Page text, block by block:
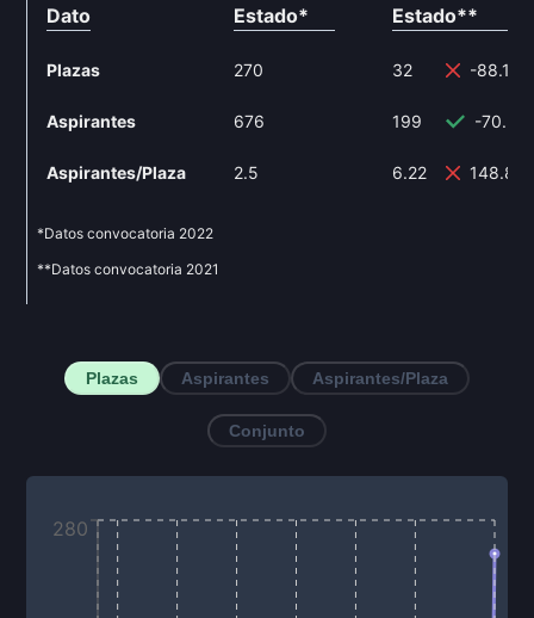
Dato
Estado*
Plazas 270
Aspirantes 676
Aspirantes/Plaza 2.5
Estado**
32 -88.15%
199 -
6.22 148.8%
*Datos convocatoria 2022
**Datos convocatoria 2021
Plazas Aspirantes Aspirantes/Plaza
Conjunto
280